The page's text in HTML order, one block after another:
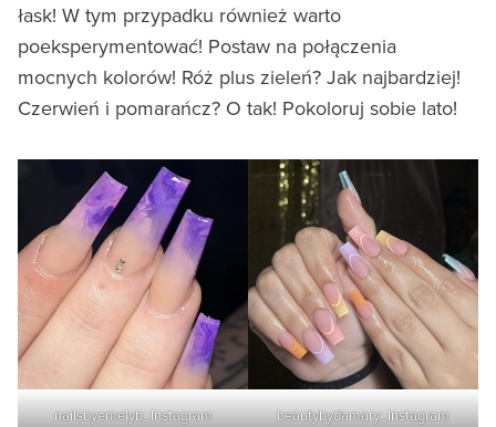
łask! W tym przypadku również warto
poeksperymentować! Postaw na połączenia
mocnych kolorów! Róż plus zieleń? Jak najbardziej!
Czerwień i pomarańcz? O tak! Pokoloruj sobie lato!
nailsbyemelyb_Instagram beautybydamary_Instagram